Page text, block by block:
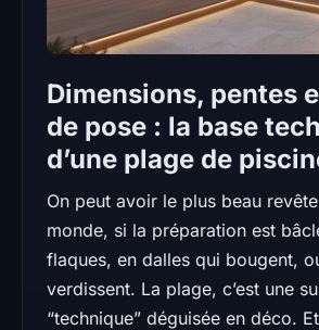
Dimensions, pentes
de pose : la base
d’une plage de
On peut avoir le plus beau
monde, si la préparation est
flaques, en dalles qui bougent,
verdissent. La plage, c’est une
“technique” déguisée en déco.